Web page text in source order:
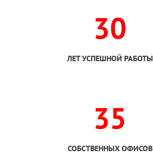
30
ЛЕТ УСПЕШНОЙ РАБОТЫ
35
СОБСТВЕННЫХ ОФИСОВ